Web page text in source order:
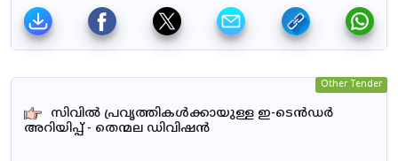
Other Tender
സിവിൽ പ്രവൃത്തികൾക്കായുള്ള ഇ-ടെൻഡർ
അറിയിപ്പ് - തെന്മല ഡിവിഷൻ